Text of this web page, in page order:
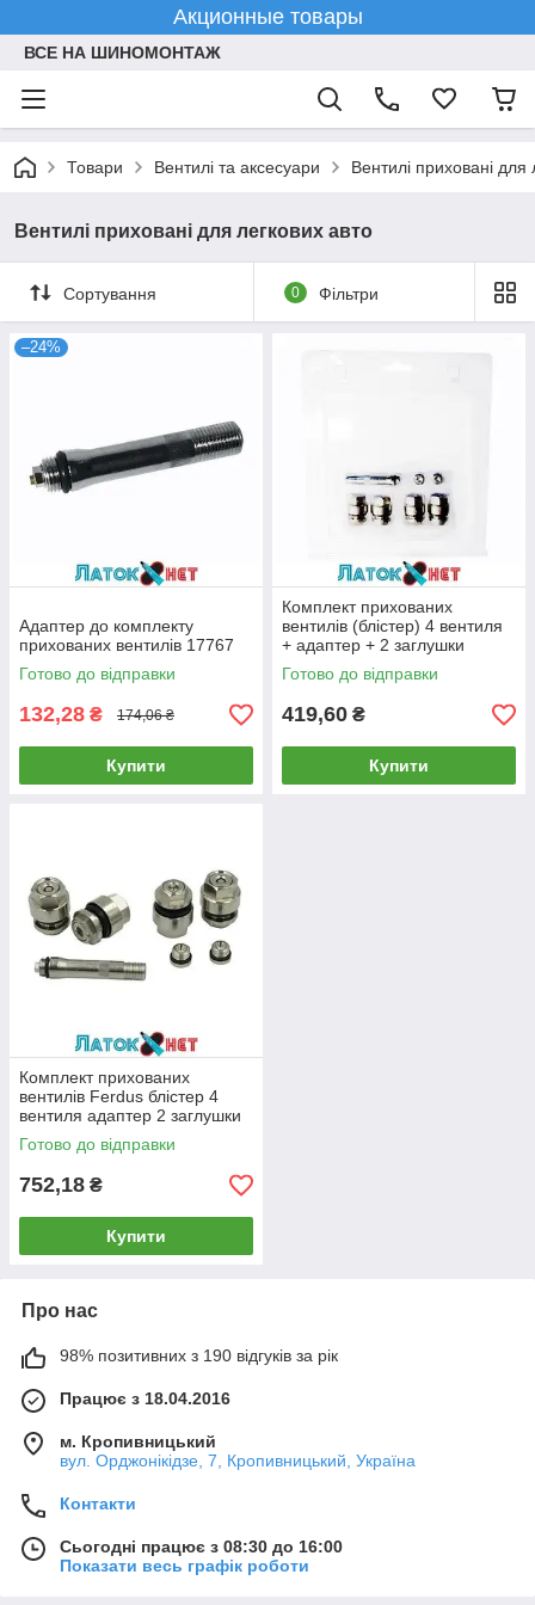
Акционные товары
ВСЕ НА ШИНОМОНТАЖ
Товари Вентилі та аксесуари Вентилі приховані для
Вентилі приховані для легкових авто
Сортування 0 Фільтри
–24%
Адаптер до комплекту
прихованих вентилів 17767
Готово до відправки
132,28 ₴ 174,06 ₴
Купити
Комплект прихованих
вентилів (блістер) 4 вентиля
+ адаптер + 2 заглушки
Готово до відправки
419,60 ₴
Купити
Комплект прихованих
вентилів Ferdus блістер 4
вентиля адаптер 2 заглушки
Готово до відправки
752,18 ₴
Купити
Про нас
98% позитивних з 190 відгуків за рік
Працює з 18.04.2016
м. Кропивницький
вул. Орджонікідзе, 7, Кропивницький, Україна
Контакти
Сьогодні працює з 08:30 до 16:00
Показати весь графік роботи